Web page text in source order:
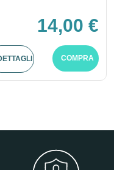
14,00 €
COMPRA